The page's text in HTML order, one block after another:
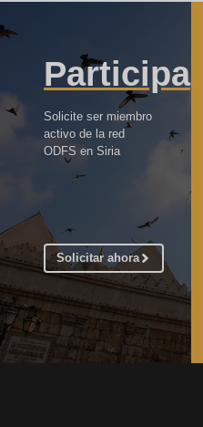
Participa
Solicite ser miembro
activo de la red
ODFS en Siria
Solicitar ahora